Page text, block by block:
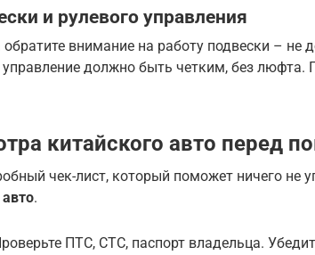
и рулевого управления
обратите внимание на работу подвески – не
должно быть четким, без люфта.
китайского авто перед
чек-лист, который поможет ничего не
.
ПТС, СТС, паспорт владельца.